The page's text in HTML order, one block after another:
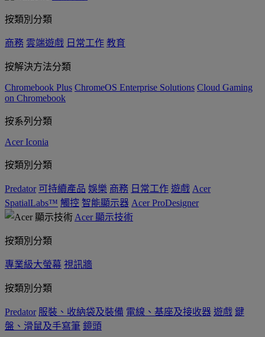
按類別分類
商務 雲端遊戲 日常工作 教育
按解決方法分類
Chromebook Plus ChromeOS Enterprise Solutions Cloud Gaming
on Chromebook
按系列分類
Acer Iconia
按類別分類
Predator 可持續產品 娛樂 商務 日常工作 遊戲 Acer
SpatialLabs™ 觸控 智能顯示器 Acer ProDesigner
Acer 顯示技術
按類別分類
專業級大螢幕 視訊牆
按類別分類
Predator 服裝、收納袋及裝備 電線、基座及接收器 遊戲 鍵
盤、滑鼠及手寫筆 鏡頭